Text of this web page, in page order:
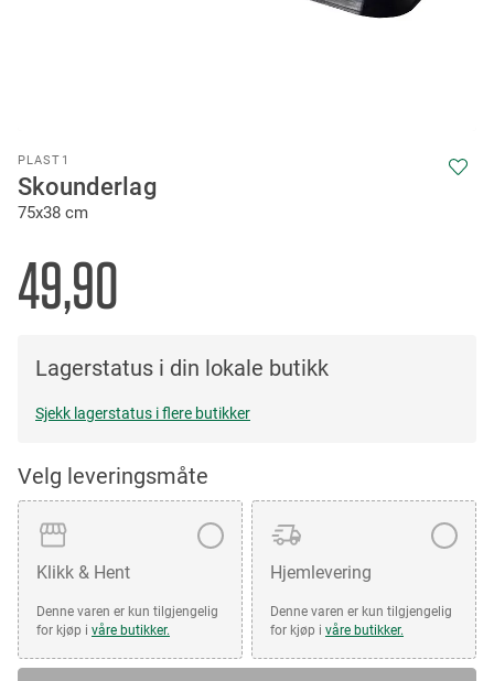
PLAST1
Skounderlag
75x38 cm
49,90
Lagerstatus i din lokale butikk
Sjekk lagerstatus i flere butikker
Velg leveringsmåte
Klikk & Hent
Denne varen er kun tilgjengelig
for kjøp i våre butikker.
Hjemlevering
Denne varen er kun tilgjengelig
for kjøp i våre butikker.
to
the
beginning
the
images
gallery